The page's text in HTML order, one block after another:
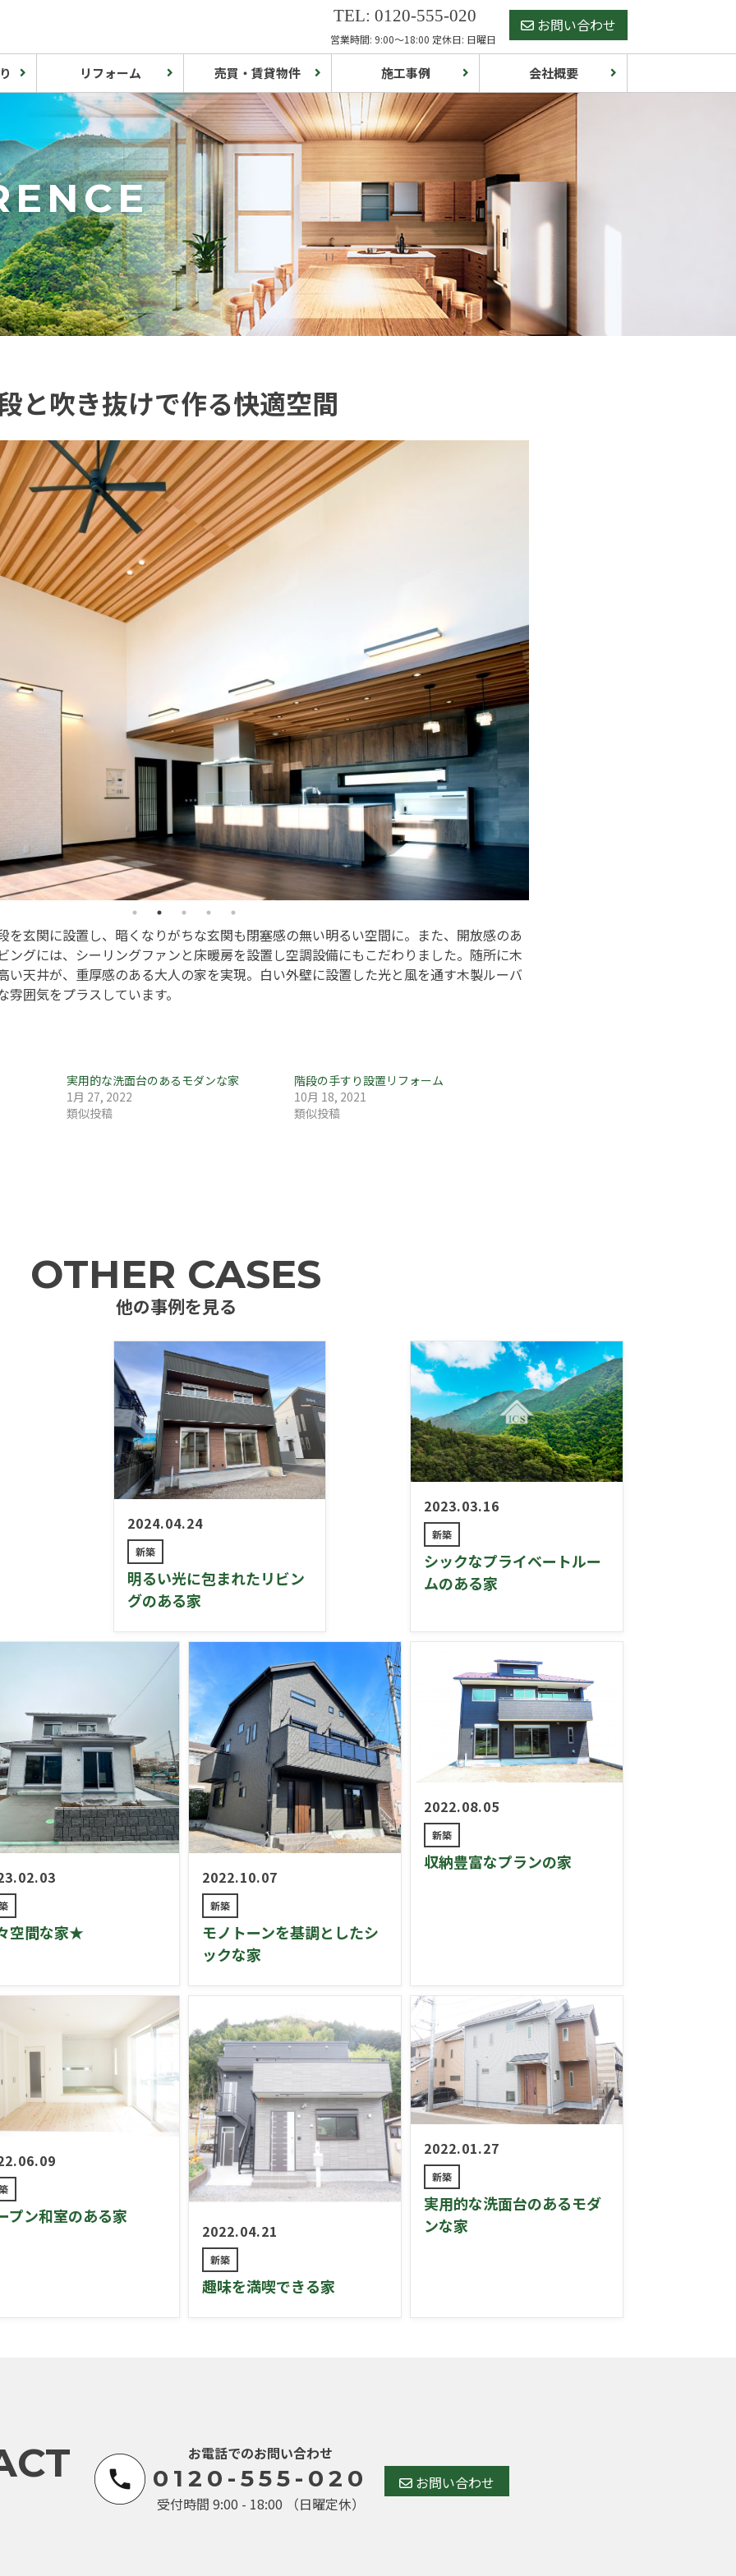
TEL: 0120-555-020
営業時間: 9:00～18:00 定休日: 日曜日
お問い合わせ
リフォーム 売買・賃貸物件 施工事例 会社概要
と吹き抜けで作る快適空間
を玄関に設置し、暗くなりがちな玄関も閉塞感の無い明るい空間に。また、開放感のあ
ングには、シーリングファンと床暖房を設置し空調設備にもこだわりました。随所に木
い天井が、重厚感のある大人の家を実現。白い外壁に設置した光と風を通す木製ルーバ
囲気をプラスしています。
実用的な洗面台のあるモダンな家
1月 27, 2022
類似投稿
階段の手すり設置リフォーム
10月 18, 2021
類似投稿
OTHER CASES
他の事例を見る
2024.04.24
新築
明るい光に包まれたリビン
グのある家
2023.03.16
新築
シックなプライベートルー
ムのある家
空間な家★
2022.10.07
新築
モノトーンを基調としたシ
ックな家
2022.08.05
新築
収納豊富なプランの家
プン和室のある家
2022.04.21
新築
趣味を満喫できる家
2022.01.27
新築
実用的な洗面台のあるモダ
ンな家
お電話でのお問い合わせ
0120-555-020
受付時間 9:00 - 18:00 （日曜定休）
お問い合わせ